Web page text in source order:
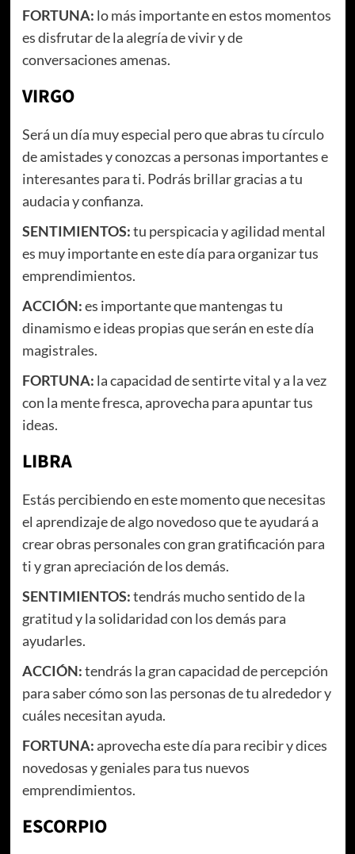
FORTUNA: lo más importante en estos momentos
es disfrutar de la alegría de vivir y de
conversaciones amenas.
VIRGO
Será un día muy especial pero que abras tu círculo
de amistades y conozcas a personas importantes e
interesantes para ti. Podrás brillar gracias a tu
audacia y confianza.
SENTIMIENTOS:tu perspicacia y agilidad mental
es muy importante en este día para organizar tus
emprendimientos.
ACCIÓN:es importante que mantengas tu
dinamismo e ideas propias que serán en este día
magistrales.
FORTUNA: la capacidad de sentirte vital y a la vez
con la mente fresca, aprovecha para apuntar tus
ideas.
LIBRA
Estás percibiendo en este momento que necesitas
el aprendizaje de algo novedoso que te ayudará a
crear obras personales con gran gratificación para
ti y gran apreciación de los demás.
SENTIMIENTOS:tendrás mucho sentido de la
gratitud y la solidaridad con los demás para
ayudarles.
ACCIÓN:tendrás la gran capacidad de percepción
para saber cómo son las personas de tu alrededor y
cuáles necesitan ayuda.
FORTUNA:aprovecha este día para recibir y dices
novedosas y geniales para tus nuevos
emprendimientos.
ESCORPIO